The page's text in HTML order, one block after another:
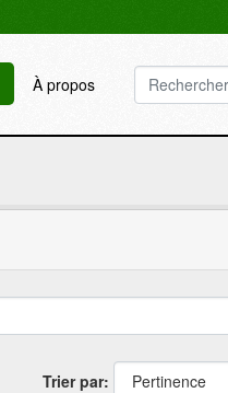
À propos
Trier par